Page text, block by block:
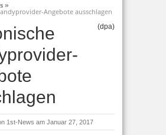
»
Angebote ausschlagen
(dpa)
1st-News am Januar 27, 2017